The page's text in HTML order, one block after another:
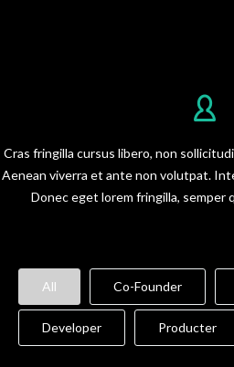
Cras fringilla cursus libero, non
Aenean viverra et ante non volutpat.
Donec eget lorem fringilla, semper
All Co-Founder
Developer Producter